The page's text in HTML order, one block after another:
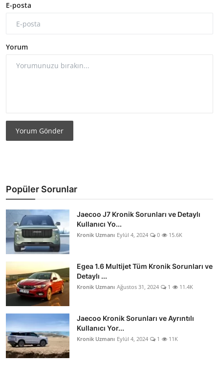
E-posta
Yorum
Yorum Gönder
Popüler Sorunlar
Jaecoo J7 Kronik Sorunları ve Detaylı
Kullanıcı Yo...
Kronik Uzmanı Eylül 4, 2024 0 15.6K
Egea 1.6 Multijet Tüm Kronik Sorunları ve
Detaylı ...
Kronik Uzmanı Ağustos 31, 2024 1 11.4K
Jaecoo Kronik Sorunları ve Ayrıntılı
Kullanıcı Yor...
Kronik Uzmanı Eylül 4, 2024 1 11K